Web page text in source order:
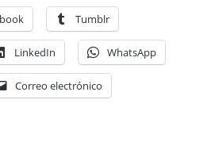
Tumblr
LinkedIn WhatsApp
Correo electrónico